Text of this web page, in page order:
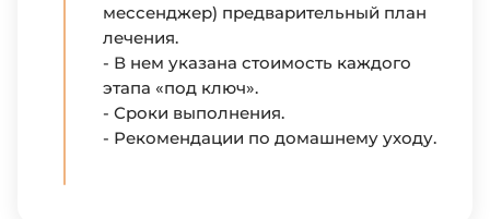
мессенджер) предварительный план
лечения.
- В нем указана стоимость каждого
этапа «под ключ».
- Сроки выполнения.
- Рекомендации по домашнему уходу.